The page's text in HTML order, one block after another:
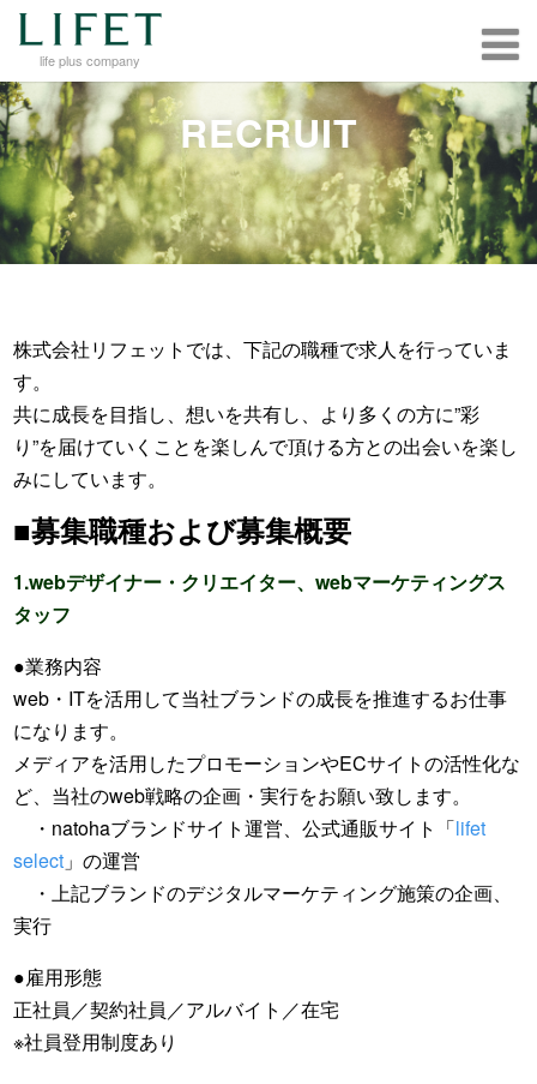
life plus company
RECRUIT
株式会社リフェットでは、下記の職種で求人を行っていま
す。
共に成長を目指し、想いを共有し、より多くの方に”彩
り”を届けていくことを楽しんで頂ける方との出会いを楽し
みにしています。
■募集職種および募集概要
1.webデザイナー・クリエイター、webマーケティングス
タッフ
●業務内容
web・ITを活用して当社ブランドの成長を推進するお仕事
になります。
メディアを活用したプロモーションやECサイトの活性化な
ど、当社のweb戦略の企画・実行をお願い致します。
・natohaブランドサイト運営、公式通販サイト「lifet
select 」の運営
・上記ブランドのデジタルマーケティング施策の企画、
実行
●雇用形態
正社員／契約社員／アルバイト／在宅
※社員登用制度あり